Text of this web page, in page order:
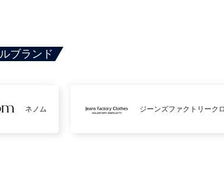
ブランド
ネノム ジーンズファクトリーク